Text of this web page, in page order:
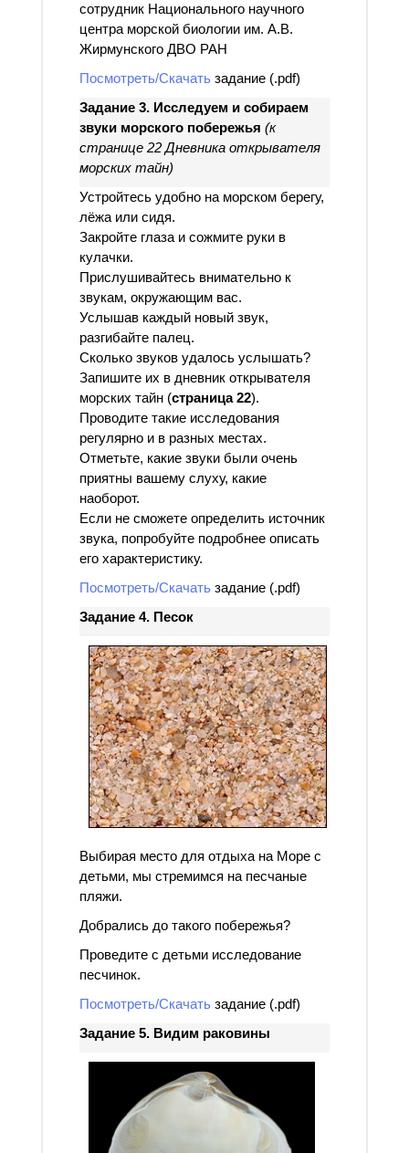
сотрудник Национального научного
центра морской биологии им. А.В.
Жирмунского ДВО РАН
Посмотреть/Скачать задание (.pdf)
Задание 3. Исследуем и собираем
звуки морского побережья (к
странице 22 Дневника открывателя
морских тайн)
Устройтесь удобно на морском берегу,
лёжа или сидя.
Закройте глаза и сожмите руки в
кулачки.
Прислушивайтесь внимательно к
звукам, окружающим вас.
Услышав каждый новый звук,
разгибайте палец.
Сколько звуков удалось услышать?
Запишите их в дневник открывателя
морских тайн (страница 22).
Проводите такие исследования
регулярно и в разных местах.
Отметьте, какие звуки были очень
приятны вашему слуху, какие
наоборот.
Если не сможете определить источник
звука, попробуйте подробнее описать
его характеристику.
Посмотреть/Скачать задание (.pdf)
Задание 4. Песок
Выбирая место для отдыха на Море с
детьми, мы стремимся на песчаные
пляжи.
Добрались до такого побережья?
Проведите с детьми исследование
песчинок.
Посмотреть/Скачать задание (.pdf)
Задание 5. Видим раковины